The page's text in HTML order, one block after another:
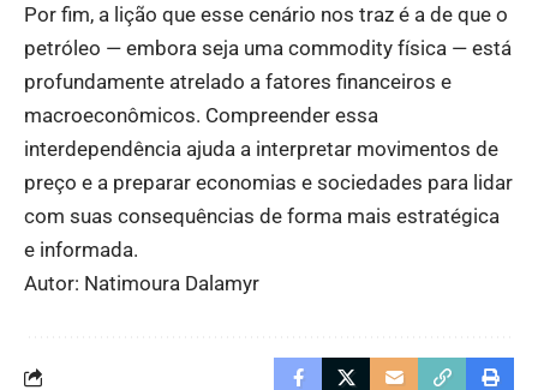
Por fim, a lição que esse cenário nos traz é a de que o
petróleo — embora seja uma commodity física — está
profundamente atrelado a fatores financeiros e
macroeconômicos. Compreender essa
interdependência ajuda a interpretar movimentos de
preço e a preparar economias e sociedades para lidar
com suas consequências de forma mais estratégica
e informada.
Autor: Natimoura Dalamyr